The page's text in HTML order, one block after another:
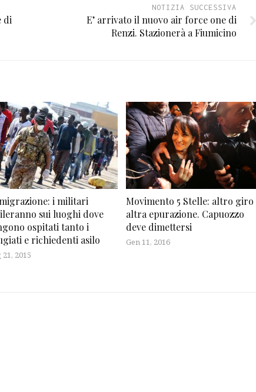
di
NOTIZIA SUCCESSIVA
E’ arrivato il nuovo air force one di
Renzi. Stazionerà a Fiumicino
i militari
sui luoghi dove
ospitati tanto i
e richiedenti asilo
2015
Movimento 5 Stelle: altro giro
altra epurazione. Capuozzo
deve dimettersi
Gen 11, 2016